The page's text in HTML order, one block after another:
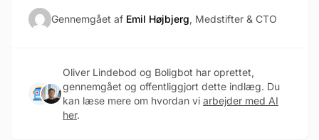
Gennemgået af Emil Højbjerg, Medstifter & CTO
Oliver Lindebod og Boligbot har oprettet,
gennemgået og offentliggjort dette indlæg. Du
kan læse mere om hvordan vi arbejder med AI
her.